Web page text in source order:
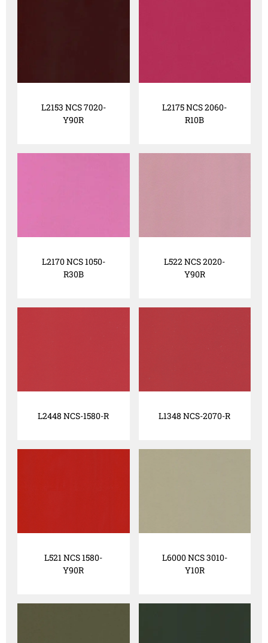
L2153 NCS 7020-
Y90R
L2175 NCS 2060-
R10B
L2170 NCS 1050-
R30B
L522 NCS 2020-
Y90R
L2448 NCS-1580-R L1348 NCS-2070-R
L521 NCS 1580-
Y90R
L6000 NCS 3010-
Y10R